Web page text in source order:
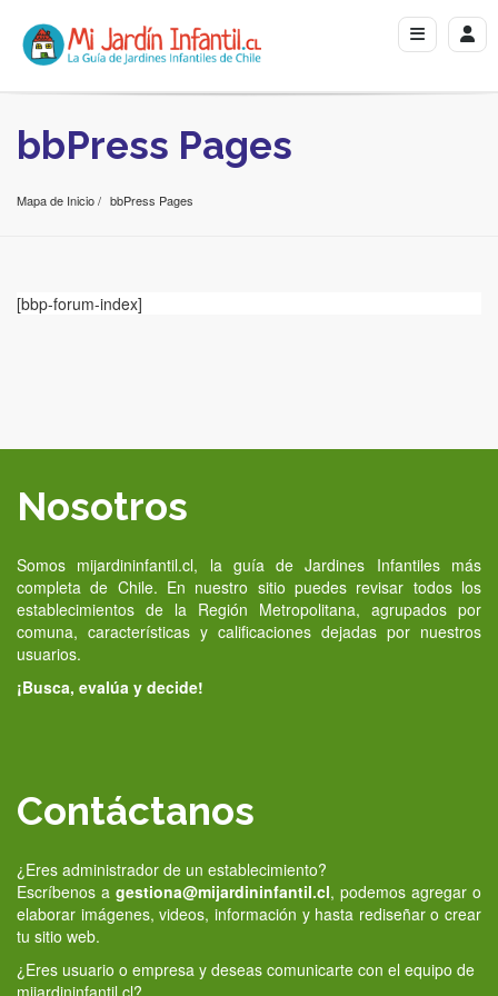
bbPress Pages
Mapa de Inicio bbPress Pages
[bbp-forum-index]
Nosotros
Somos mijardininfantil.cl, la guía de Jardines Infantiles más
completa de Chile. En nuestro sitio puedes revisar todos los
establecimientos de la Región Metropolitana, agrupados por
comuna, características y calificaciones dejadas por nuestros
usuarios.
¡Busca, evalúa y decide!
Contáctanos
¿Eres administrador de un establecimiento?
Escríbenos a gestiona@mijardininfantil.cl, podemos agregar o
elaborar imágenes, videos, información y hasta rediseñar o crear
tu sitio web.
¿Eres usuario o empresa y deseas comunicarte con el equipo de
mijardininfantil.cl?